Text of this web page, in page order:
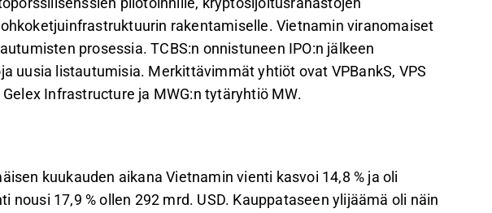
rakentamiselle. Vietnamin viranomaiset
prosessia. TCBS:n onnistuneen IPO:n jälkeen
uusia listautumisia. Merkittävimmät yhtiöt ovat VPBankS, VPS
Infrastructure ja MWG:n tytäryhtiö MW.
kuukauden aikana Vietnamin vienti kasvoi 14,8 % ja oli
nousi 17,9 % ollen 292 mrd. USD. Kauppataseen ylijäämä oli näin